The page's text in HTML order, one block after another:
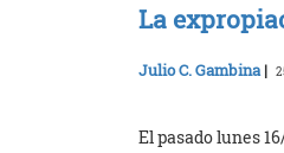
La
Julio C. Gambina |
El pasado lunes